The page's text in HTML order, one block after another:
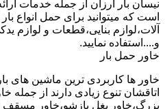
نیسان بار ارزان از جمله خدمات
است که میتوانید برای حمل انواع
آلات،لوازم بنایی،قطعات و لوازم
و....استفاده نمایید.
خاور حمل بار
خاور ها کاربردی ترین ماشین های
اتاقشان تنوع زیادی دارند از جمله
بزرگ،خاور بغل بازشو،خاور مسقف